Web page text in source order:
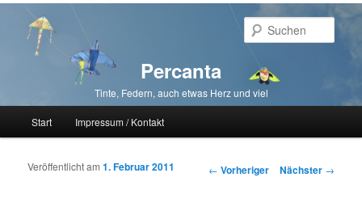
Percanta
Tinte, Federn, auch etwas Herz und viel
Zum primären Inhalt springen
Zum sekundären Inhalt springen
Start Impressum / Kontakt
Beitragsnavigation
← Vorheriger Nächster →
Veröffentlicht am1. Februar 2011